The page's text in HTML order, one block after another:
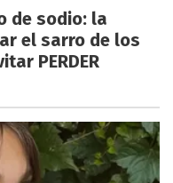
de sodio: la
el sarro de los
PERDER